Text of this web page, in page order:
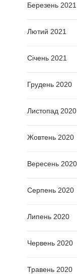
Березень 2021
Лютий 2021
Січень 2021
Грудень 2020
Листопад 2020
Жовтень 2020
Вересень 2020
Серпень 2020
Липень 2020
Червень 2020
Травень 2020